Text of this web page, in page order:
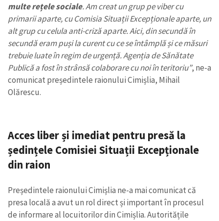
multe rețele sociale. Am creat un grup pe viber cu
primarii aparte, cu Comisia Situații Excepționale aparte, un
alt grup cu celula anti-criză aparte. Aici, din secundă în
secundă eram puși la curent cu ce se întâmplă și ce măsuri
trebuie luate în regim de urgență. Agenția de Sănătate
Publică a fost în strânsă colaborare cu noi în teritoriu”, ne-a
comunicat președintele raionului Cimișlia, Mihail
Olărescu.
Acces liber și imediat pentru presă la
ședințele Comisiei Situații Excepționale
din raion
Președintele raionului Cimișlia ne-a mai comunicat că
presa locală a avut un rol direct și important în procesul
de informare al locuitorilor din Cimișlia. Autoritățile